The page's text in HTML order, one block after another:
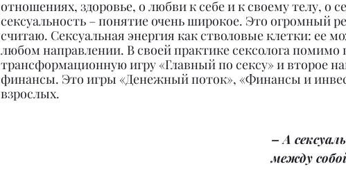
отношениях, здоровье, о любви к себе и к своему телу, о
сексуальность – понятие очень широкое. Это огромный
считаю. Сексуальная энергия как стволовые клетки: ее
любом направлении. В своей практике сексолога помимо
трансформационную игру «Главный по сексу» и второе
финансы. Это игры «Денежный поток», «Финансы и
взрослых.
– А
между